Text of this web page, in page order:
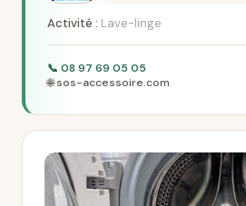
Activité : Lave-linge
📞 08 97 69 05 05
🌐 sos-accessoire.com